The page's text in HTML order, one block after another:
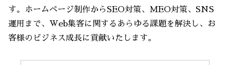
す。ホームページ制作からSEO対策、MEO対策、SNS
運用まで、Web集客に関するあらゆる課題を解決し、お
客様のビジネス成長に貢献いたします。